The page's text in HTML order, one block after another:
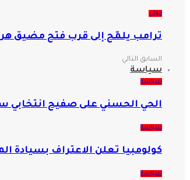
دولي
ترامب يلمّح إلى قرب فتح مضيق
السابق التالي
سياسة
سياسة
الحي الحسني على صفيح انتخابي
سياسة
كولومبيا تعلن الاعتراف بسيادة
سياسة